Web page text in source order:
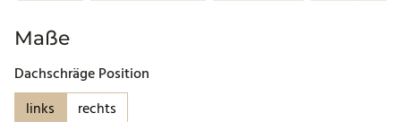
Maße
Dachschräge Position
links
rechts